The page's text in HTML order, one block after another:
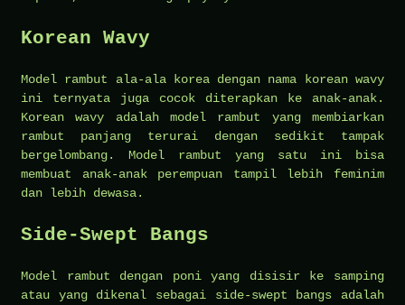
Korean Wavy
Model rambut ala-ala korea dengan nama korean wavy
ini ternyata juga cocok diterapkan ke anak-anak.
Korean wavy adalah model rambut yang membiarkan
rambut panjang terurai dengan sedikit tampak
bergelombang. Model rambut yang satu ini bisa
membuat anak-anak perempuan tampil lebih feminim
dan lebih dewasa.
Side-Swept Bangs
Model rambut dengan poni yang disisir ke samping
atau yang dikenal sebagai side-swept bangs adalah